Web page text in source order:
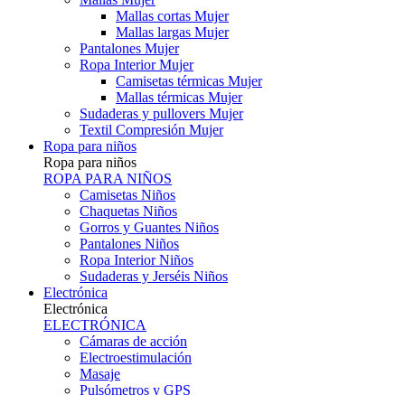
Mallas cortas Mujer
Mallas largas Mujer
Pantalones Mujer
Ropa Interior Mujer
Camisetas térmicas Mujer
Mallas térmicas Mujer
Sudaderas y pullovers Mujer
Textil Compresión Mujer
Ropa para niños
Ropa para niños
ROPA PARA NIÑOS
Camisetas Niños
Chaquetas Niños
Gorros y Guantes Niños
Pantalones Niños
Ropa Interior Niños
Sudaderas y Jerséis Niños
Electrónica
Electrónica
ELECTRÓNICA
Cámaras de acción
Electroestimulación
Masaje
Pulsómetros y GPS